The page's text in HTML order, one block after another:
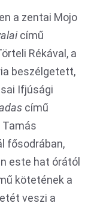
a zentai Mojo
című
Rékával, a
beszélgetett,
Ifjúsági
című
Tamás
fősodrában,
este hat órától
kötetének a
veszi a